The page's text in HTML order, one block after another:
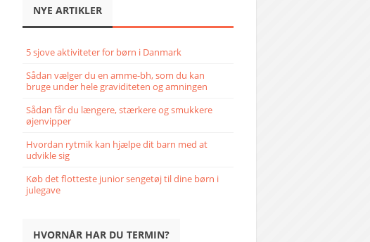
NYE ARTIKLER
5 sjove aktiviteter for børn i Danmark
Sådan vælger du en amme-bh, som du kan
bruge under hele graviditeten og amningen
Sådan får du længere, stærkere og smukkere
øjenvipper
Hvordan rytmik kan hjælpe dit barn med at
udvikle sig
Køb det flotteste junior sengetøj til dine børn i
julegave
HVORNÅR HAR DU TERMIN?